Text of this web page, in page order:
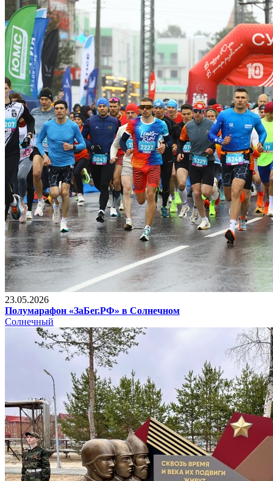
23.05.2026
Полумарафон «ЗаБег.РФ» в Солнечном
Солнечный